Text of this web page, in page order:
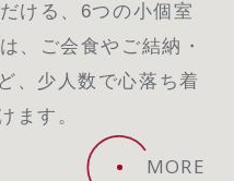
ける、6つの小個室
、ご会食やご結納・
、少人数で心落ち着
ます。
MORE